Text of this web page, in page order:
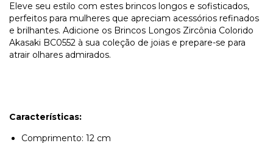
Eleve seu estilo com estes brincos longos e sofisticados,
perfeitos para mulheres que apreciam acessórios refinados
e brilhantes. Adicione os Brincos Longos Zircônia Colorido
Akasaki BC0552 à sua coleção de joias e prepare-se para
atrair olhares admirados.
Características:
Comprimento: 12 cm